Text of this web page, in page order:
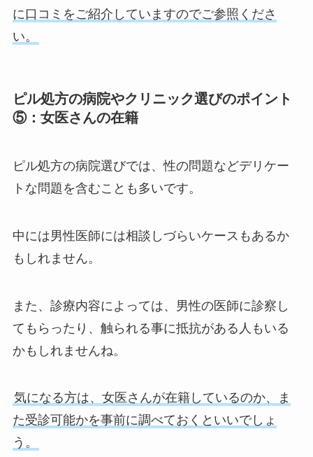
に口コミをご紹介していますのでご参照くださ
い。
ピル処方の病院やクリニック選びのポイント
⑤：女医さんの在籍
ピル処方の病院選びでは、性の問題などデリケー
トな問題を含むことも多いです。
中には男性医師には相談しづらいケースもあるか
もしれません。
また、診療内容によっては、男性の医師に診察し
てもらったり、触られる事に抵抗がある人もいる
かもしれませんね。
気になる方は、女医さんが在籍しているのか、ま
た受診可能かを事前に調べておくといいでしょ
う。